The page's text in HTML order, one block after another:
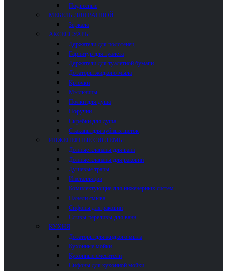
Подвесные
МЕБЕЛЬ ДЛЯ ВАННОЙ
Зеркала
АКСЕССУАРЫ
Держатели для полотенец
Гарнитур для туалета
Держатели для туалетной бумаги
Дозаторы жидкого мыла
Крючки
Мыльницы
Полки для душа
Поручни
Скребки для душа
Стаканы для зубных щеток
ИНЖЕНЕРНЫЕ СИСТЕМЫ
Донные клапаны для ванн
Донные клапаны для раковин
Душевые трапы
Инсталляции
Комплектующие для инженерных систем
Панели смыва
Сифоны для раковин
Сливы-переливы для ванн
КУХНЯ
Дозаторы для жидкого мыла
Кухонные мойки
Кухонные смесители
Сифоны для кухонной мойки